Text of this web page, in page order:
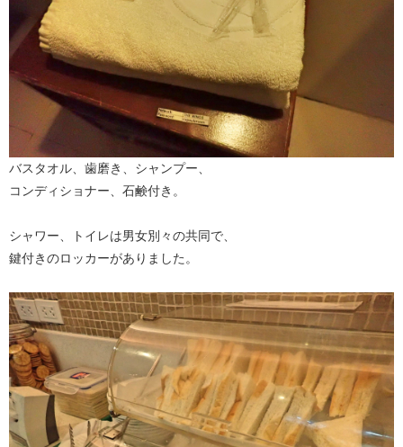
バスタオル、歯磨き、シャンプー、
コンディショナー、石鹸付き。
シャワー、トイレは男女別々の共同で、
鍵付きのロッカーがありました。